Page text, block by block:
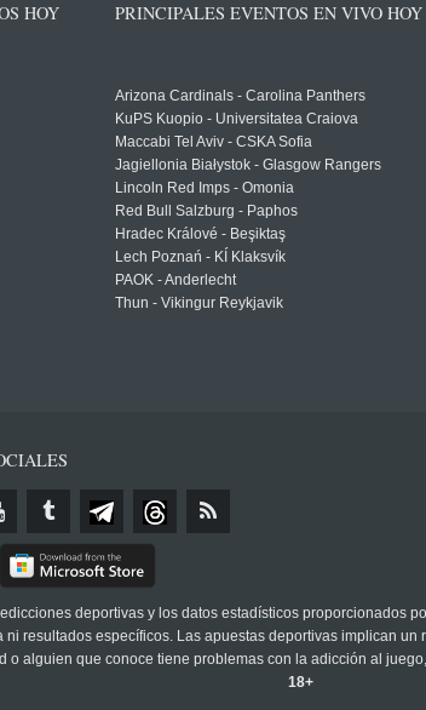
HOY PRINCIPALES EVENTOS EN VIVO HOY
Arizona Cardinals - Carolina Panthers
KuPS Kuopio - Universitatea Craiova
Maccabi Tel Aviv - CSKA Sofia
Jagiellonia Białystok - Glasgow Rangers
Lincoln Red Imps - Omonia
Red Bull Salzburg - Paphos
Hradec Králové - Beşiktaş
Lech Poznań - KÍ Klaksvík
PAOK - Anderlecht
Thun - Vikingur Reykjavik
deportivas y los datos estadísticos proporcionados
resultados específicos. Las apuestas deportivas implican
o alguien que conoce tiene problemas con la adicción al
18+